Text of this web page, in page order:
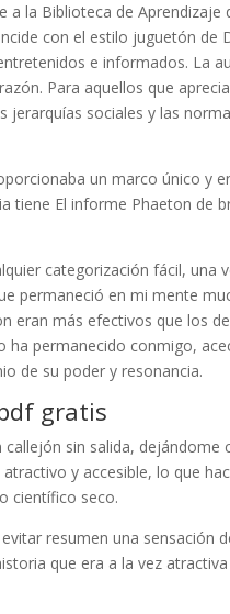
a la Biblioteca de
con el estilo juguetón de
e informados. La
Para aquellos que
jerarquías sociales y las
un marco único y
tiene El informe Phaeton de
categorización fácil, una
permaneció en mi mente
eran más efectivos que los
ha permanecido conmigo,
de su poder y resonancia.
gratis
callejón sin salida,
y accesible, lo que
científico seco.
resumen una sensación
que era a la vez